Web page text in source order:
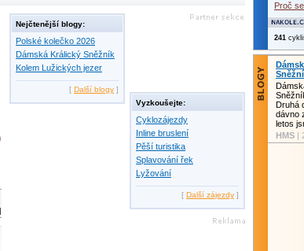
|
Nejčtenější blogy:
Polské kolečko 2026
Dámská Králický Sněžník
Kolem Lužických jezer
[ Další blogy ]
Vyzkoušejte:
Cyklozájezdy
Inline bruslení
Pěší turistika
Splavování řek
Lyžování
[ Další zájezdy ]
Proč
241
Druhá
dávno
letos
HMS |